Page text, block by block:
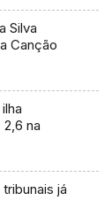
Silva
Canção
na
já